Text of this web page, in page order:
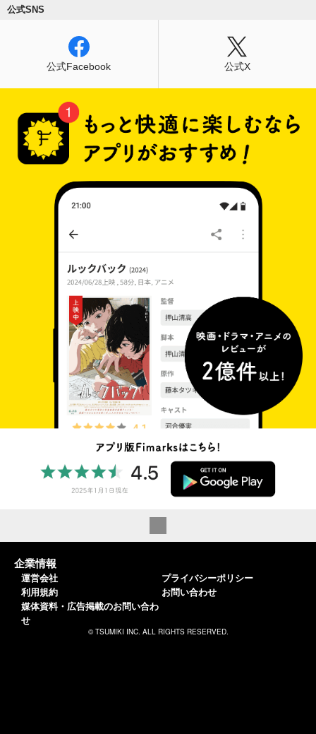
公式SNS
公式Facebook 公式X
企業情報
運営会社
利用規約
媒体資料・広告掲載のお問い合わ
せ
プライバシーポリシー
お問い合わせ
© TSUMIKI INC. ALL RIGHTS RESERVED.